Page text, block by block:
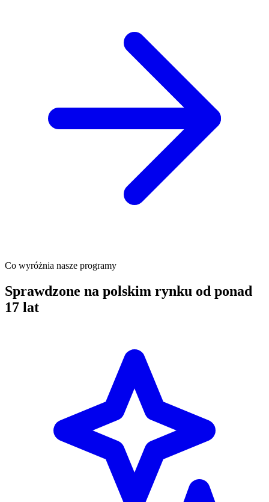
Co wyróżnia nasze programy
Sprawdzone na polskim rynku od ponad
17 lat